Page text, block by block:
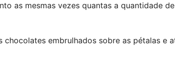
as mesmas vezes quantas a quantidade
chocolates embrulhados sobre as pétalas e